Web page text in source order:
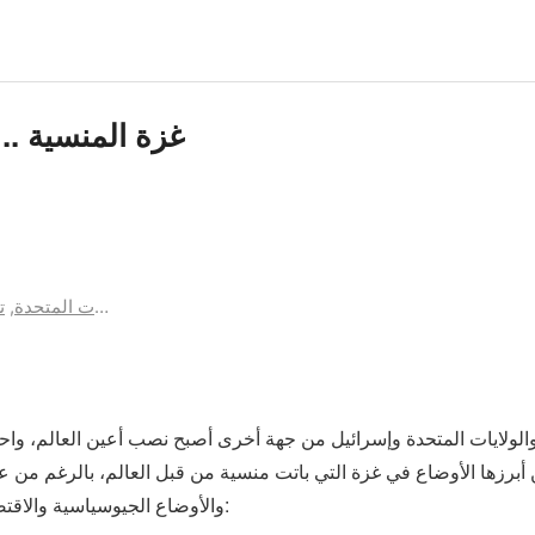
غزة المنسية
الولايات المتحدة,
المتحدة وإسرائيل من جهة أخرى أصبح نصب أعين العالم،
الأوضاع في غزة التي باتت منسية من قبل العالم، بالرغم من
والأوضاع الجيوسياسية والاقتصادية والديموغرافية لغزة وأهلها، ومن أبرزها: